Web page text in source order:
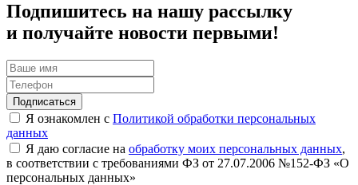
Подпишитесь на нашу рассылку
и получайте новости первыми!
Подписаться
Я ознакомлен с Политикой обработки персональных
данных
Я даю согласие на обработку моих персональных данных,
в соответствии с требованиями ФЗ от 27.07.2006 №152-ФЗ «О
персональных данных»